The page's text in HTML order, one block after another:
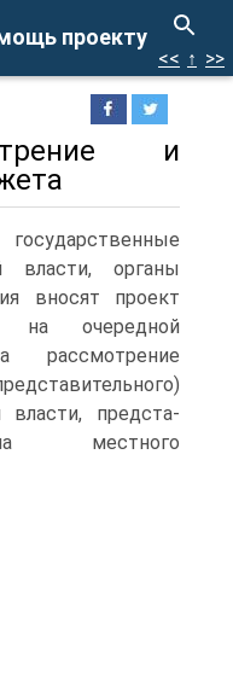
проекту
<< ↑ >>
и
вла­сти, органы
вносят проект
очередной
власти, предста­
местного